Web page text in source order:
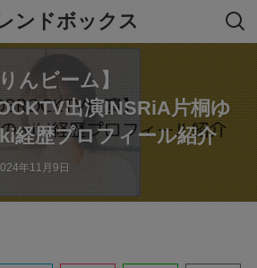
ンドボックス
んビーム】
出演INSRiA片桐ゆ
経歴プロフィール紹介
年11月9日